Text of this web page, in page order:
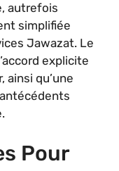
autrefois
simplifiée
Jawazat. Le
explicite
qu’une
Pour